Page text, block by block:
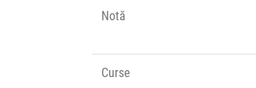
Notă
Curse